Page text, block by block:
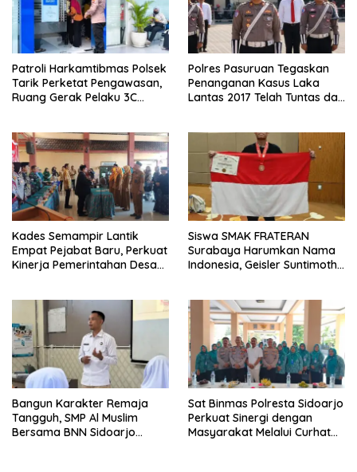
Patroli Harkamtibmas Polsek
Tarik Perketat Pengawasan,
Ruang Gerak Pelaku 3C
Polres Pasuruan Tegaskan
Penanganan Kasus Laka
Lantas 2017 Telah Tuntas dan
Kades Semampir Lantik
Empat Pejabat Baru, Perkuat
Kinerja Pemerintahan Desa
Siswa SMAK FRATERAN
Surabaya Harumkan Nama
Indonesia, Geisler Suntimothy
Bangun Karakter Remaja
Tangguh, SMP Al Muslim
Bersama BNN Sidoarjo
Sat Binmas Polresta Sidoarjo
Perkuat Sinergi dengan
Masyarakat Melalui Curhat